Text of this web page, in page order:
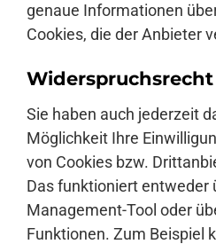
genaue Informationen
Cookies, die der Anbieter
Widerspruchsrecht
Sie haben auch jederzeit
Möglichkeit Ihre
von Cookies bzw.
Das funktioniert entweder
Management-Tool oder
Funktionen. Zum Beispiel